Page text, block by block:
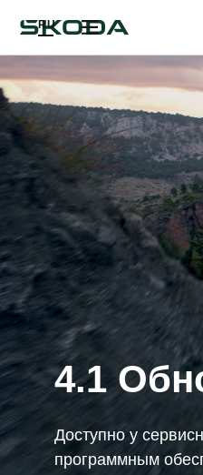
RU
4.1
Доступно у
программным